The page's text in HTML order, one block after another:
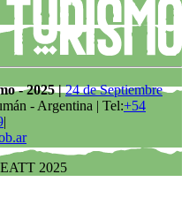
- 2025 |24 de Septiembre
- Argentina | Tel:+54
|
2025